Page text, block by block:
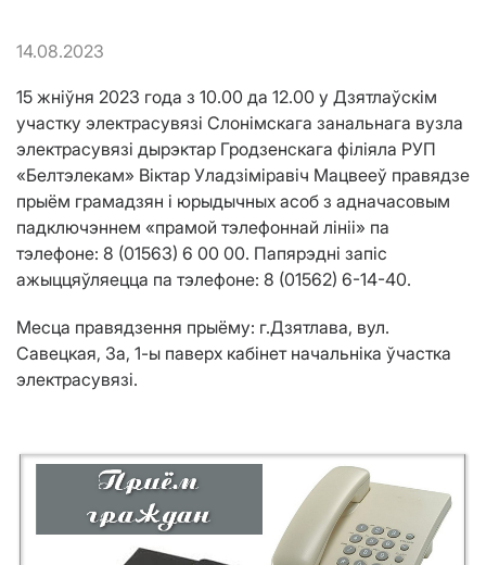
14.08.2023
15 жніўня 2023 года з 10.00 да 12.00 у Дзятлаўскім
участку электрасувязі Слонімскага занальнага вузла
электрасувязі дырэктар Гродзенскага філіяла РУП
«Белтэлекам» Віктар Уладзіміравіч Мацвееў правядзе
прыём грамадзян і юрыдычных асоб з адначасовым
падключэннем «прамой тэлефоннай лініі» па
тэлефоне: 8 (01563) 6 00 00. Папярэдні запіс
ажыццяўляецца па тэлефоне: 8 (01562) 6-14-40.
Месца правядзення прыёму: г.Дзятлава, вул.
Савецкая, 3а, 1-ы паверх кабінет начальніка ўчастка
электрасувязі.